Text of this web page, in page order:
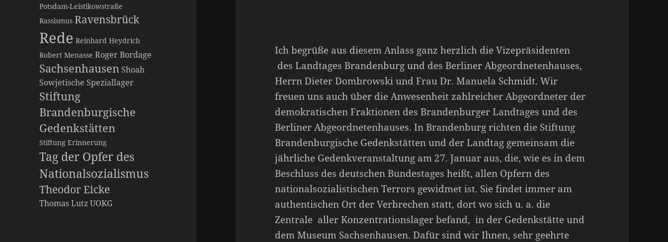
Potsdam-Leistikowstraße
Rassismus Ravensbrück
Rede Reinhard Heydrich
Robert Menasse Roger Bordage
Sachsenhausen Shoah
Sowjetische Speziallager
Stiftung
Brandenburgische
Gedenkstätten
Stiftung Erinnerung
Tag der Opfer des
Nationalsozialismus
Theodor Eicke
Thomas LutzUOKG
Ich begrüße aus diesem Anlass ganz herzlich die Vizepräsidenten
des Landtages Brandenburg und des Berliner Abgeordnetenhauses,
Herrn Dieter Dombrowski und Frau Dr. Manuela Schmidt. Wir
freuen uns auch über die Anwesenheit zahlreicher Abgeordneter der
demokratischen Fraktionen des Brandenburger Landtages und des
Berliner Abgeordnetenhauses. In Brandenburg richten die Stiftung
Brandenburgische Gedenkstätten und der Landtag gemeinsam die
jährliche Gedenkveranstaltung am 27. Januar aus, die, wie es in dem
Beschluss des deutschen Bundestages heißt, allen Opfern des
nationalsozialistischen Terrors gewidmet ist. Sie findet immer am
authentischen Ort der Verbrechen statt, dort wo sich u. a. die
Zentrale aller Konzentrationslager befand, in der Gedenkstätte und
dem Museum Sachsenhausen. Dafür sind wir Ihnen, sehr geehrte